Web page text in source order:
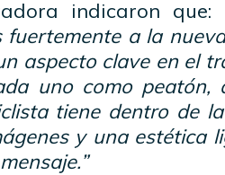
indicaron que:
a la
aspecto clave en el
uno como peatón,
tiene dentro de
y una estética